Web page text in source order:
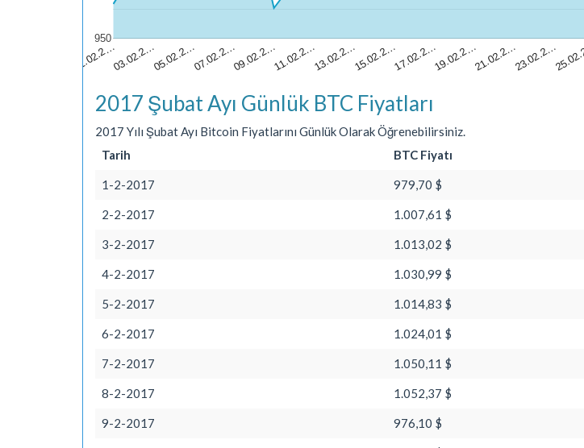
01.02.2…03.02.2…05.02.2…07.02.2…09.02.2…11.02.2…13.02.2…15.02.2…17.02.2…19.02.2…21.02.2…23.02.2…
950
2017 Şubat Ayı Günlük BTC Fiyatları
2017 Yılı Şubat Ayı Bitcoin Fiyatlarını Günlük Olarak Öğrenebilirsiniz.
Tarih
BTC Fiyatı
1-2-2017 979,70 $
2-2-2017 1.007,61 $
3-2-2017 1.013,02 $
4-2-2017 1.030,99 $
5-2-2017 1.014,83 $
6-2-2017 1.024,01 $
7-2-2017 1.050,11 $
8-2-2017 1.052,37 $
9-2-2017 976,10 $